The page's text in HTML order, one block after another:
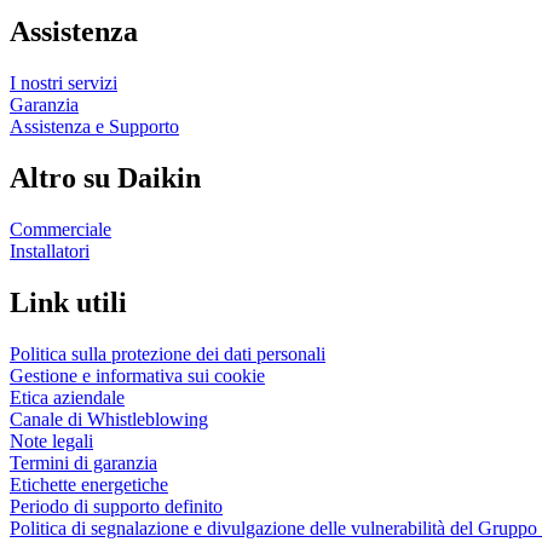
Assistenza
I nostri servizi
Garanzia
Assistenza e Supporto
Altro su Daikin
Commerciale
Installatori
Link utili
Politica sulla protezione dei dati personali
Gestione e informativa sui cookie
Etica aziendale
Canale di Whistleblowing
Note legali
Termini di garanzia
Etichette energetiche
Periodo di supporto definito
Politica di segnalazione e divulgazione delle vulnerabilità del